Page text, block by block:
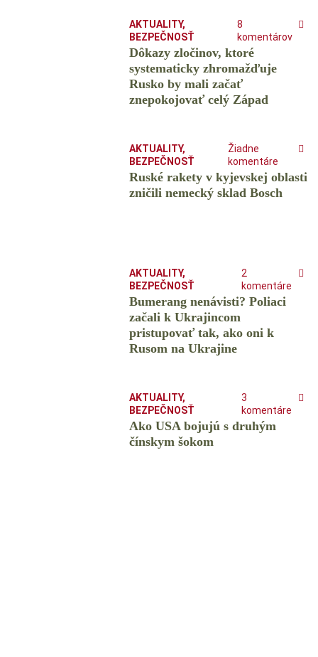
AKTUALITY,
BEZPEČNOSŤ
8
komentárov
Dôkazy zločinov, ktoré
systematicky zhromažďuje
Rusko by mali začať
znepokojovať celý Západ
AKTUALITY,
BEZPEČNOSŤ
Žiadne
komentáre
Ruské rakety v kyjevskej oblasti
zničili nemecký sklad Bosch
AKTUALITY,
BEZPEČNOSŤ
2
komentáre
Bumerang nenávisti? Poliaci
začali k Ukrajincom
pristupovať tak, ako oni k
Rusom na Ukrajine
AKTUALITY,
BEZPEČNOSŤ
3
komentáre
Ako USA bojujú s druhým
čínskym šokom